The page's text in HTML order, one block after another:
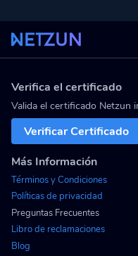
Verifica el certificado
Valida el certificado Netzun
Verificar Certificado
Más Información
Términos y Condiciones
Políticas de privacidad
Preguntas Frecuentes
Libro de reclamaciones
Blog